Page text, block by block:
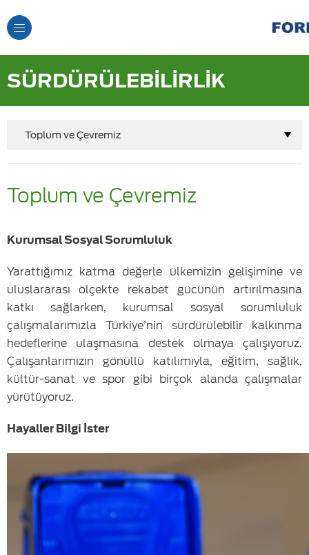
Toggle
Navigation
SÜRDÜRÜLEBİLİRLİK
Toplum ve Çevremiz
Toplum ve Çevremiz
Kurumsal Sosyal Sorumluluk
Yarattığımız katma değerle ülkemizin gelişimine ve
uluslararası ölçekte rekabet gücünün artırılmasına
katkı sağlarken, kurumsal sosyal sorumluluk
çalışmalarımızla Türkiye’nin sürdürülebilir kalkınma
hedeflerine ulaşmasına destek olmaya çalışıyoruz.
Çalışanlarımızın gönüllü katılımıyla, eğitim, sağlık,
kültür-sanat ve spor gibi birçok alanda çalışmalar
yürütüyoruz.
Hayaller Bilgi İster